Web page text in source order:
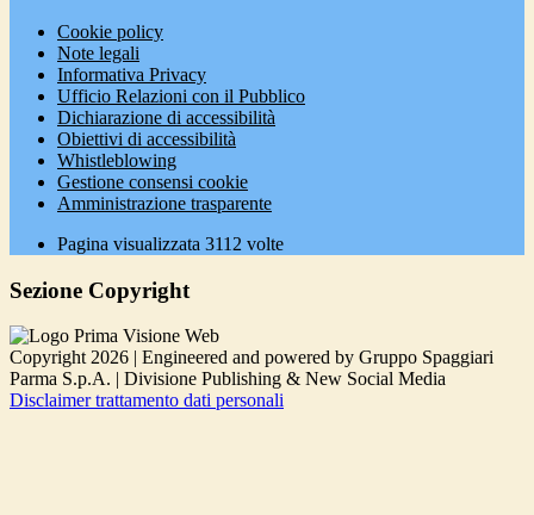
Cookie policy
Note legali
Informativa Privacy
Ufficio Relazioni con il Pubblico
Dichiarazione di accessibilità
Obiettivi di accessibilità
Whistleblowing
Gestione consensi cookie
Amministrazione trasparente
Pagina visualizzata 3112 volte
Sezione Copyright
Copyright 2026 | Engineered and powered by Gruppo Spaggiari
Parma S.p.A. | Divisione Publishing & New Social Media
Disclaimer trattamento dati personali